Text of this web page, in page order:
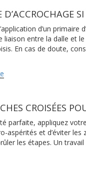
d’un primaire
liaison entre la dalle et
En cas de doute,
CROISÉES
parfaite, appliquez
aspérités et d’éviter
les étapes. Un